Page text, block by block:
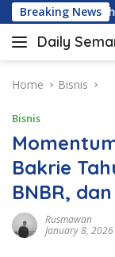
Skip
to
content
Breaking News
dan Ardhito
Daily
"Semarang
Ini:
Terkini
untuk
Anda"
Home Bisnis
Bisnis
Bakrie
BNBR, dan
Rusmawan
January 8, 2026